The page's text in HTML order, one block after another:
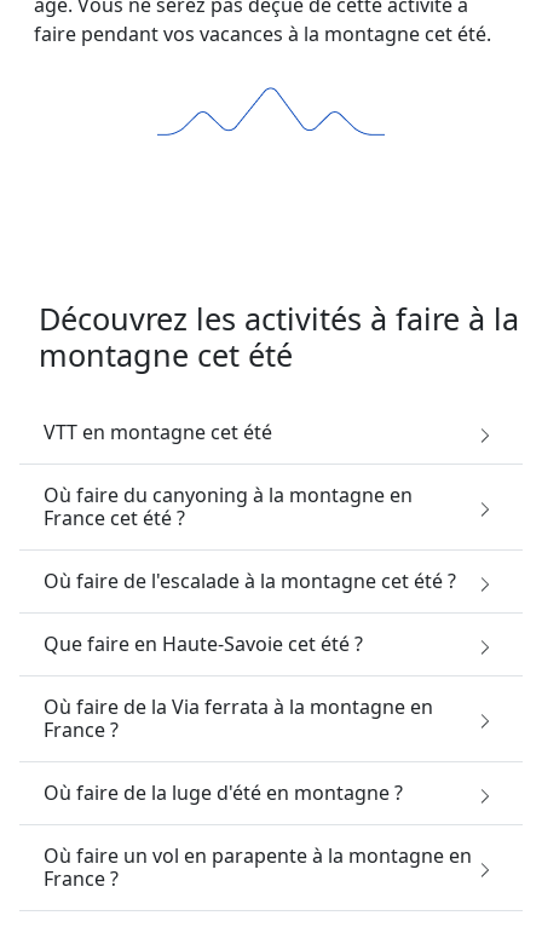
faire pendant vos vacances à la montagne cet été.
Découvrez les activités à faire à la
montagne cet été
VTT en montagne cet été
Où faire du canyoning à la montagne en
France cet été ?
Où faire de l'escalade à la montagne cet été ?
Que faire en Haute-Savoie cet été ?
Où faire de la Via ferrata à la montagne en
France ?
Où faire de la luge d'été en montagne ?
Où faire un vol en parapente à la montagne en
France ?